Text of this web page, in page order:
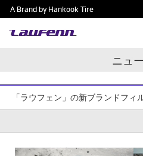
A Brand by Hankook Tire
ニュ
「ラウフェン」の新ブランドフィ